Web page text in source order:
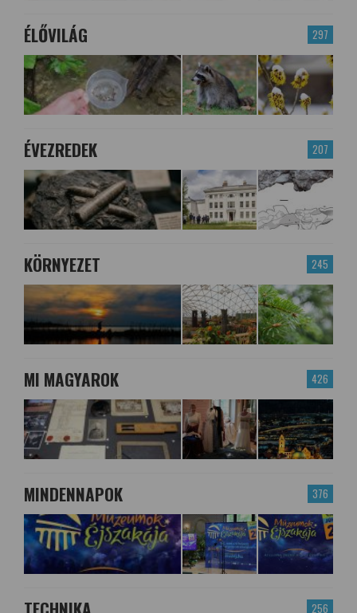
297
ÉLŐVILÁG
207
ÉVEZREDEK
245
KÖRNYEZET
426
MI MAGYAROK
376
MINDENNAPOK
256